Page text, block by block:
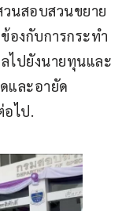
นสอบสวนขยาย
องกับการกระทำ
ไปยังนายทุนและ
และอายัด
อไป.